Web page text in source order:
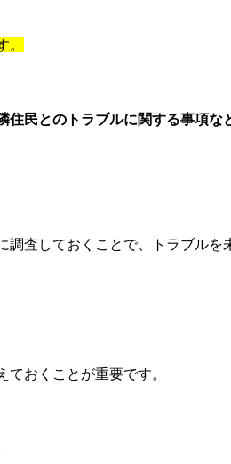
民とのトラブルに関する事項な
査しておくことで、トラブルを
おくことが重要です。